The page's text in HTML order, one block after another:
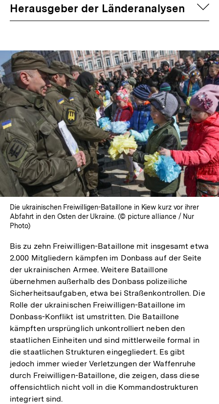
Herausgeber der Länderanalysen
Die ukrainischen Freiwilligen-Bataillone in Kiew kurz vor ihrer
Abfahrt in den Osten der Ukraine. (© picture alliance / Nur
Photo)
Bis zu zehn Freiwilligen-Bataillone mit insgesamt etwa
2.000 Mitgliedern kämpfen im Donbass auf der Seite
der ukrainischen Armee. Weitere Bataillone
übernehmen außerhalb des Donbass polizeiliche
Sicherheitsaufgaben, etwa bei Straßenkontrollen. Die
Rolle der ukrainischen Freiwilligen-Bataillone im
Donbass-Konflikt ist umstritten. Die Bataillone
kämpften ursprünglich unkontrolliert neben den
staatlichen Einheiten und sind mittlerweile formal in
die staatlichen Strukturen eingegliedert. Es gibt
jedoch immer wieder Verletzungen der Waffenruhe
durch Freiwilligen-Bataillone, die zeigen, dass diese
offensichtlich nicht voll in die Kommandostrukturen
integriert sind.